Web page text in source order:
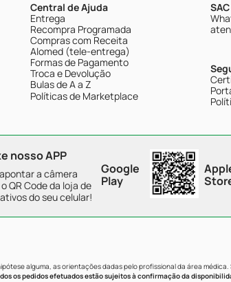
Central de Ajuda
Entrega
Recompra Programada
Compras com Receita
Alomed (tele-entrega)
Formas de Pagamento
Troca e Devolução
Bulas de A a Z
Políticas de Marketplace
nosso APP
a câmera
QR Code da loja de
do seu celular!
Google
Play
alguma, as orientações dadas pelo profissional da área médica.
os pedidos efetuados estão sujeitos à confirmação da